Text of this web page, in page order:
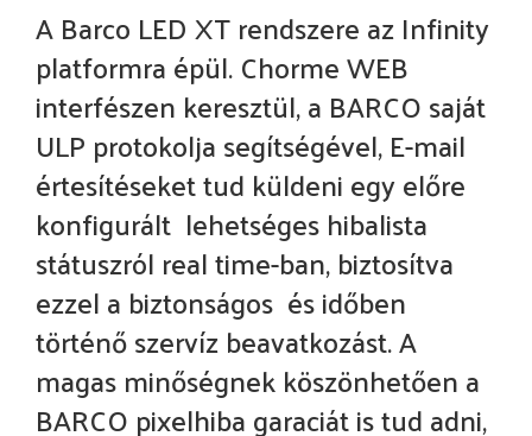
A Barco LED XT rendszere az Infinity
platformra épül. Chorme WEB
interfészen keresztül, a BARCO saját
ULP protokolja segítségével, E-mail
értesítéseket tud küldeni egy előre
konfigurált lehetséges hibalista
státuszról real time-ban, biztosítva
ezzel a biztonságos és időben
történő szervíz beavatkozást. A
magas minőségnek köszönhetően a
BARCO pixelhiba garaciát is tud adni,